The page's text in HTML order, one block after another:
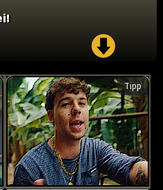
Tipp